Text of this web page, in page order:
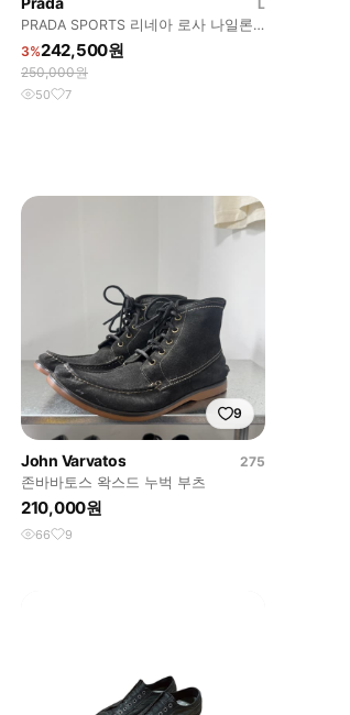
L
PRADA SPORTS 리네아 로사 나일론
레드텝 포켓 티셔츠
3%242,500원
250,000원
50 7
9
John Varvatos
275
존바바토스 왁스드 누벅 부츠
210,000원
66 9